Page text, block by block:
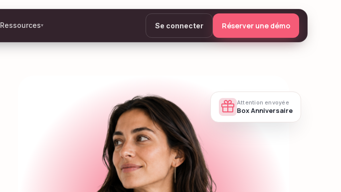
Ressources▾ Se connecter Réserver une démo
Attention envoyée
Box Anniversaire